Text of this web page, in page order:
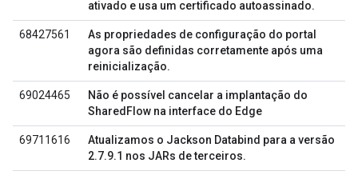
ativado e usa um certificado autoassinado.
68427561
As propriedades de configuração do portal
agora são definidas corretamente após uma
reinicialização.
69024465
Não é possível cancelar a implantação do
SharedFlow na interface do Edge
69711616
Atualizamos o Jackson Databind para a versão
2.7.9.1 nos JARs de terceiros.